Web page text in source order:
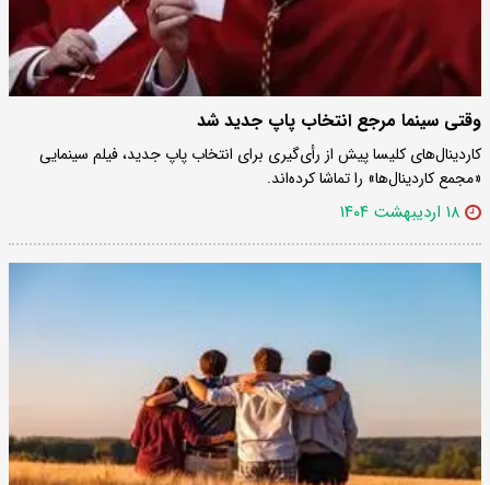
وقتی سینما مرجع انتخاب پاپ جدید شد
کاردینال‌های کلیسا پیش از رأی‌گیری برای انتخاب پاپ جدید، فیلم سینمایی
«مجمع کاردینال‌ها» را تماشا کرده‌اند.
۱۸ اردیبهشت ۱۴۰۴